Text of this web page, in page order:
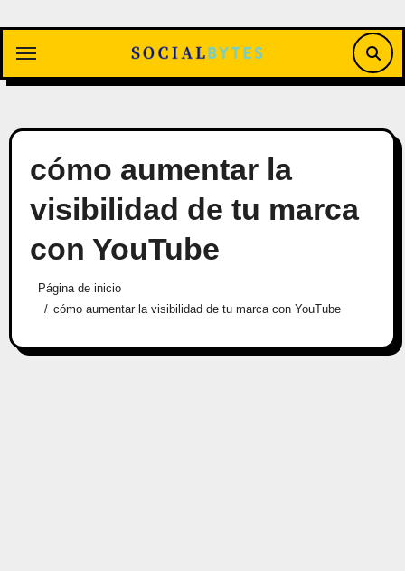
contenido
cómo aumentar la
visibilidad de tu marca
con YouTube
Página de inicio
cómo aumentar la visibilidad de tu marca con YouTube